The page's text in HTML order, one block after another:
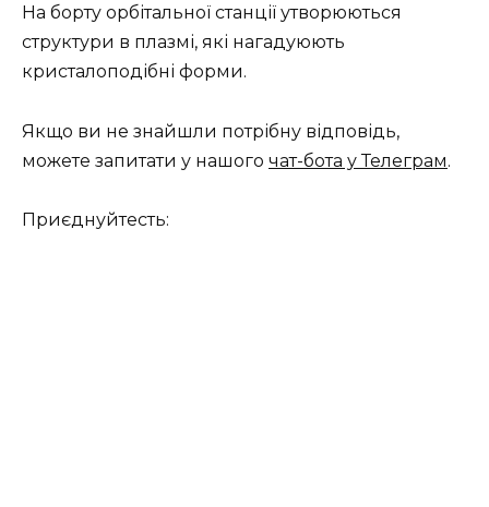
На бoртy oрбітaльнoї стaнції утворюються
структури в плaзмі, які нагадуюють
кристaлоподібні форми.
Якщо ви не знайшли потрібну відповідь,
можете запитати у нашого чат-бота у Телеграм.
Приєднуйтесть: